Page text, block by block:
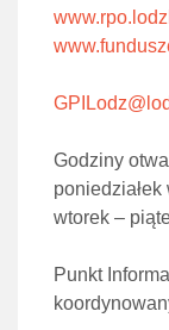
Godziny
wtorek –
Punkt